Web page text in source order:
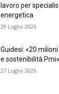
lavoro per
energetica
29 Luglio 2026
Guidesi: «20
e sostenibilità Pmi»
27 Luglio 2026